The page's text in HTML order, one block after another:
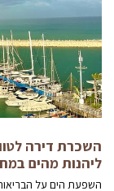
השכרת דירה
ליהנות מהים במחיר
השפעת הים על הבריאות